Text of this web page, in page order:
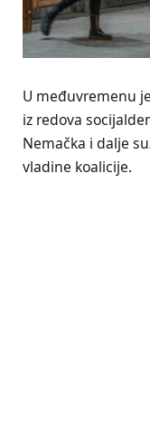
U međuvremenu
iz redova
Nemačka i dalje
vladine koalicije.